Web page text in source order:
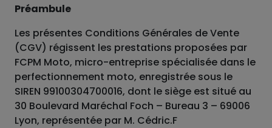
Préambule
Les présentes Conditions Générales de Vente
(CGV) régissent les prestations proposées par
FCPM Moto, micro-entreprise spécialisée dans le
perfectionnement moto, enregistrée sous le
SIREN 99100304700016, dont le siège est situé au
30 Boulevard Maréchal Foch – Bureau 3 – 69006
Lyon, représentée par M. Cédric.F